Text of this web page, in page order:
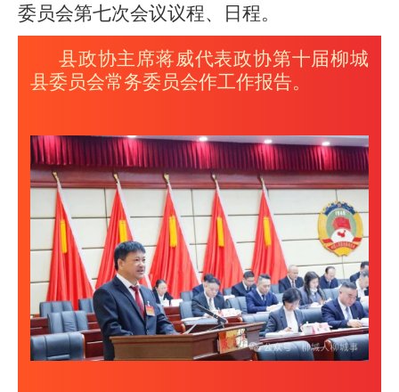
委员会第七次会议议程、日程。
县政协主席蒋威代表政协第十届柳城
县委员会常务委员会作工作报告。